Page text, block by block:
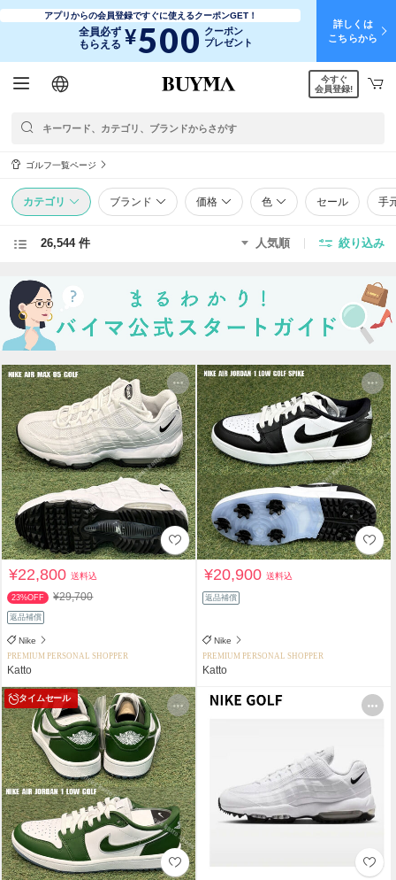
アプリからの会員登録ですぐに使えるクーポンGET！
全員必ず
もらえる ¥500 クーポン
プレゼント
詳しくは
こちらから
日本語
English
简体中文
繁體中文
今すぐ
会員登録!
ゴルフ一覧ページ
カテゴリ ブランド 価格 色 セール 手
26,544 件 人気順 絞り込み
¥22,800送料込
23%OFF ¥29,700
返品補償
Nike
PREMIUM PERSONAL SHOPPER
Katto
¥20,900送料込
返品補償
Nike
PREMIUM PERSONAL SHOPPER
Katto
タイムセール